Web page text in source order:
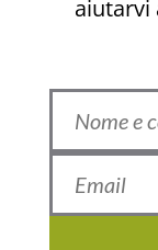
aiutarvi